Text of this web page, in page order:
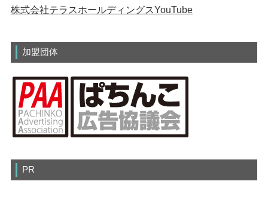
株式会社テラスホールディングスYouTube
加盟団体
PR